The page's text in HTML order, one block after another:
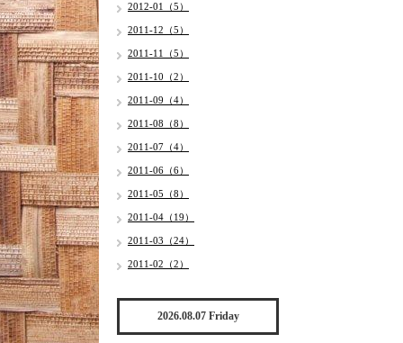
2012-01（5）
2011-12（5）
2011-11（5）
2011-10（2）
2011-09（4）
2011-08（8）
2011-07（4）
2011-06（6）
2011-05（8）
2011-04（19）
2011-03（24）
2011-02（2）
2026.08.07 Friday